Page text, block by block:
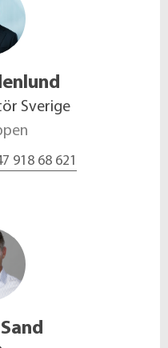
Sverige
918 68 621
Sand